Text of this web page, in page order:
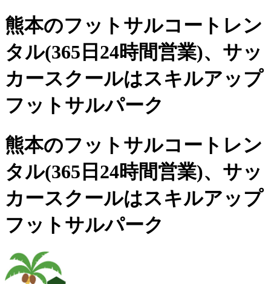
熊本のフットサルコートレン
タル(365日24時間営業)、 サッ
カースクールはスキルアップ
フットサルパーク
熊本のフットサルコートレン
タル(365日24時間営業)、サッ
カースクールはスキルアップ
フットサルパーク